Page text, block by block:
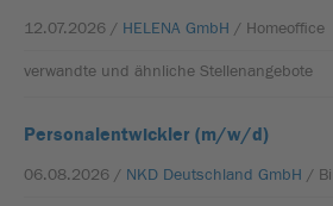
12.07.2026 / HELENA GmbH / Homeoffice
verwandte und ähnliche Stellenangebote
Personalentwickler (m/w/d)
06.08.2026 / NKD Deutschland GmbH /